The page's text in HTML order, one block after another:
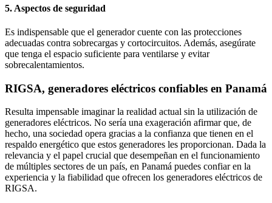
5. Aspectos de seguridad
Es indispensable que el generador cuente con las protecciones
adecuadas contra sobrecargas y cortocircuitos. Además, asegúrate
que tenga el espacio suficiente para ventilarse y evitar
sobrecalentamientos.
RIGSA, generadores eléctricos confiables en Panamá
Resulta impensable imaginar la realidad actual sin la utilización de
generadores eléctricos. No sería una exageración afirmar que, de
hecho, una sociedad opera gracias a la confianza que tienen en el
respaldo energético que estos generadores les proporcionan. Dada la
relevancia y el papel crucial que desempeñan en el funcionamiento
de múltiples sectores de un país, en Panamá puedes confiar en la
experiencia y la fiabilidad que ofrecen los generadores eléctricos de
RIGSA.